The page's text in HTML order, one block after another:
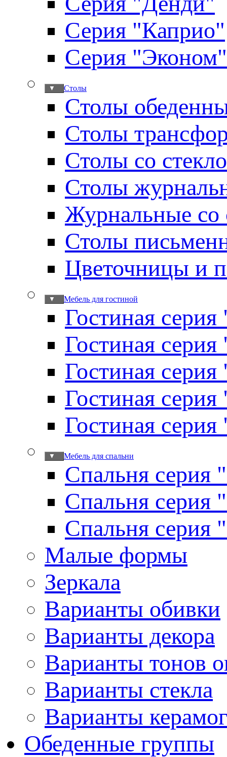
Серия "Каприо"
Серия "Эконом"
Столы
▼
Столы
Столы
Столы со
Столы
Журнальные со
Столы
Цветочницы и
Мебель для гостиной
▼
Гостиная
Гостиная
Гостиная
Гостиная
Гостиная
Мебель для спальни
▼
Спальня серия
Спальня серия
Спальня серия
Малые формы
Зеркала
Варианты обивки
Варианты декора
Варианты тонов
Варианты стекла
Варианты
Обеденные группы